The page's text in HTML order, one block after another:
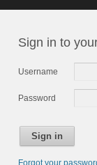
Sign in to
Username
Password
Sign in
Forgot your